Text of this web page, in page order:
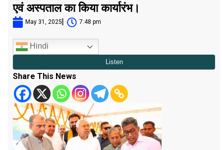
एवं अस्पताल का किया कार्यारंभ।
May 31, 2025 7:48 pm
Hindi
Share This News